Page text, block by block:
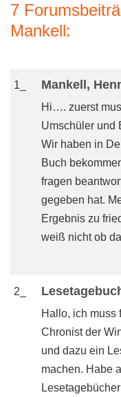
7
Mankell:
1_ Mankell,
Hi…. zuerst
Umschüler und
Wir haben in
Buch
fragen
gegeben hat.
Ergebnis zu
weiß nicht ob
2_
Hallo, ich muss
Chronist der
und dazu ein
machen. Habe